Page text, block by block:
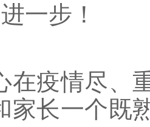
一步！
在疫情尽、
家长一个既